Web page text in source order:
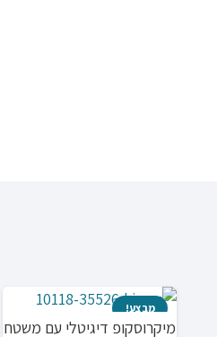
מבצע!
מיקרוסקופ דיגיטלי עם משטח